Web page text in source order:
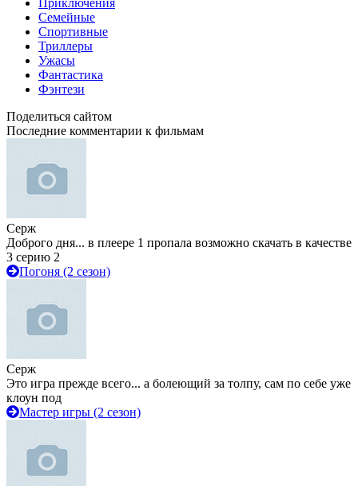
Приключения
Семейные
Спортивные
Триллеры
Ужасы
Фантастика
Фэнтези
Поделиться сайтом
Последние комментарии к фильмам
Серж
Доброго дня... в плеере 1 пропала возможно скачать в качестве
3 серию 2
Погоня (2 сезон)
Серж
Это игра прежде всего... а болеющий за толпу, сам по себе уже
клоун под
Мастер игры (2 сезон)